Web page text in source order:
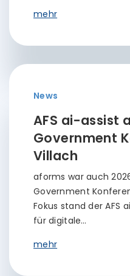
mehr
News
AFS ai-assist
Government
Villach
aforms war auch
Government
Fokus stand der AFS
für digitale…
mehr